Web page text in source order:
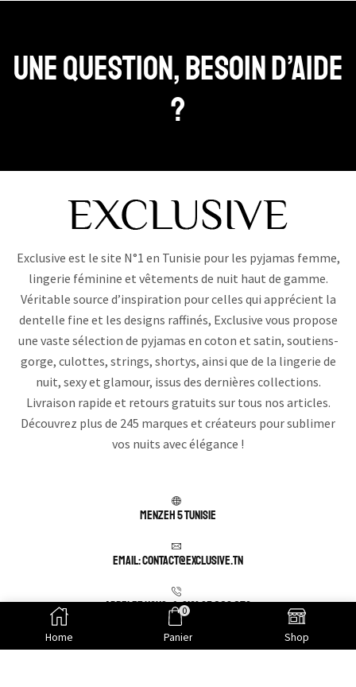
Une question, Besoin d’aide
?
Exclusive est le site N°1 en Tunisie pour les pyjamas femme,
lingerie féminine et vêtements de nuit haut de gamme.
Véritable source d’inspiration pour celles qui apprécient la
dentelle fine et les designs raffinés, Exclusive vous propose
une vaste sélection de pyjamas en coton et satin, soutiens-
gorge, culottes, strings, shortys, ainsi que de la lingerie de
nuit, sexy et glamour, issus des dernières collections.
Livraison rapide et retours gratuits sur tous nos articles.
Découvrez plus de 245 marques et créateurs pour sublimer
vos nuits avec élégance !
Menzeh 5 TUNISIE
Email: contact@exclusive.tn
APPELEZ NOUS : (+216) 25 003 078
Home
0
Panier Shop